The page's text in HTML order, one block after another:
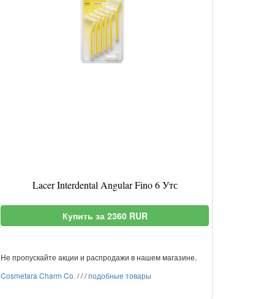
Lacer Interdental Angular Fino 6 Утс
Купить за 2360 RUR
Не пропускайте акции и распродажи в нашем магазине.
Cosmetara Charm Co. ///подобные товары